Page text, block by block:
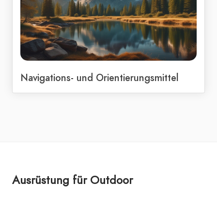
Navigations- und Orientierungsmittel
Ausrüstung für Outdoor